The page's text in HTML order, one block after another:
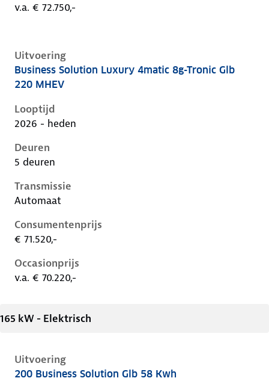
v.a. € 72.750,-
Uitvoering
Mercedes Glb-Klasse ii-x248, glb 220 mhev, 155 kW,
Business Solution Luxury 4matic 8g-Tronic Glb
220 MHEV
Looptijd
2026 - heden
Deuren
5 deuren
Transmissie
Automaat
Consumentenprijs
€ 71.520,-
Occasionprijs
v.a. € 70.220,-
165 kW - Elektrisch
Uitvoering
Mercedes Glb-Klasse ii-x248, glb 58 kwh, 165 kW,
200 Business Solution Glb 58 Kwh